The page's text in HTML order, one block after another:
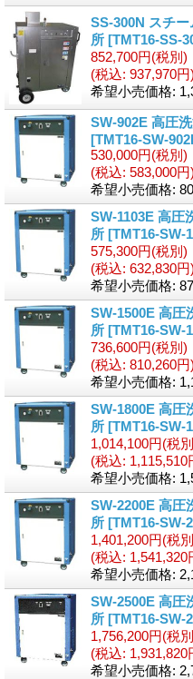
SS-300N スチ
所 [TMT16-SS-
852,700円(税別)
(税込: 937,970円)
希望小売価格:
SW-902E 高圧
[TMT16-SW-
530,000円(税別)
(税込: 583,000円)
希望小売価格:
SW-1103E 高
所 [TMT16-SW-
575,300円(税別)
(税込: 632,830円)
希望小売価格:
SW-1500E 高
所 [TMT16-SW-
736,600円(税別)
(税込: 810,260円)
希望小売価格:
SW-1800E 高
所 [TMT16-SW-
1,014,100円(税
(税込: 1,115,510
希望小売価格:
SW-2200E 高
所 [TMT16-SW-
1,401,200円(税
(税込: 1,541,320
希望小売価格:
SW-2500E 高
所 [TMT16-SW-
1,756,200円(税
(税込: 1,931,820
希望小売価格: